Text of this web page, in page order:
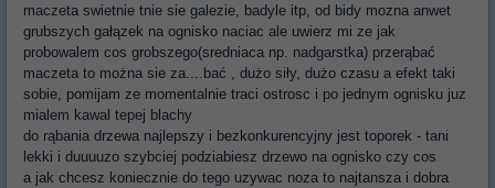
maczeta swietnie tnie sie galezie, badyle itp, od bidy mozna anwet
grubszych gałązek na ognisko naciac ale uwierz mi ze jak
probowalem cos grobszego(sredniaca np. nadgarstka) przerąbać
maczeta to można sie za....bać , dużo siły, dużo czasu a efekt taki
sobie, pomijam ze momentalnie traci ostrosc i po jednym ognisku juz
mialem kawal tepej blachy
do rąbania drzewa najlepszy i bezkonkurencyjny jest toporek - tani
lekki i duuuuzo szybciej podziabiesz drzewo na ognisko czy cos
a jak chcesz koniecznie do tego uzywac noza to najtansza i dobra